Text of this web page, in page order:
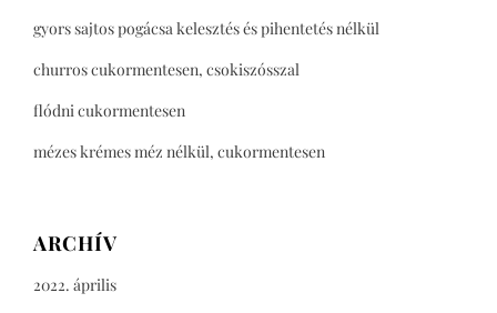
gyors sajtos pogácsa kelesztés és pihentetés nélkül
churros cukormentesen, csokiszósszal
flódni cukormentesen
mézes krémes méz nélkül, cukormentesen
ARCHÍV
2022. április